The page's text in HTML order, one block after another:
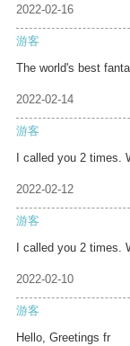
2022-02-16
游客
The world's best
2022-02-14
游客
I called you 2 times.
2022-02-12
游客
I called you 2 times.
2022-02-10
游客
Hello, Greetings fr